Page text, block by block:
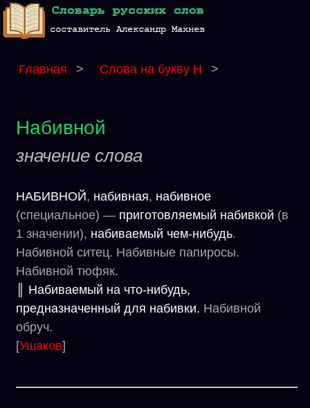
Главная > Слова на букву Н >
Набивной
значение слова
НАБИВНОЙ, набивная, набивное
(специальное) — приготовляемый набивкой (в
1 значении), набиваемый чем-нибудь.
Набивной ситец. Набивные папиросы.
Набивной тюфяк.
║ Набиваемый на что-нибудь,
предназначенный для набивки. Набивной
обруч.
[Ушаков]